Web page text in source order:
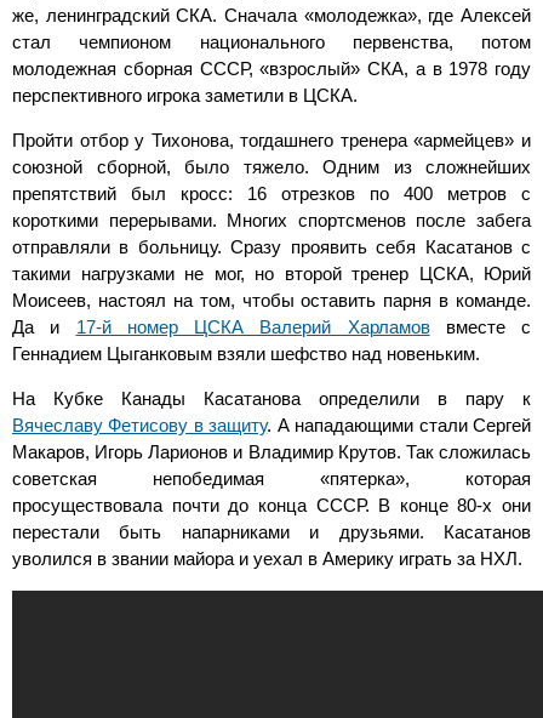
же, ленинградский СКА. Сначала «молодежка», где Алексей
стал чемпионом национального первенства, потом
молодежная сборная СССР, «взрослый» СКА, а в 1978 году
перспективного игрока заметили в ЦСКА.
Пройти отбор у Тихонова, тогдашнего тренера «армейцев» и
союзной сборной, было тяжело. Одним из сложнейших
препятствий был кросс: 16 отрезков по 400 метров с
короткими перерывами. Многих спортсменов после забега
отправляли в больницу. Сразу проявить себя Касатанов с
такими нагрузками не мог, но второй тренер ЦСКА, Юрий
Моисеев, настоял на том, чтобы оставить парня в команде.
Да и 17-й номер ЦСКА Валерий Харламоввместе с
Геннадием Цыганковым взяли шефство над новеньким.
На Кубке Канады Касатанова определили в пару к
Вячеславу Фетисову в защиту. А нападающими стали Сергей
Макаров, Игорь Ларионов и Владимир Крутов. Так сложилась
советская непобедимая «пятерка», которая
просуществовала почти до конца СССР. В конце80-х они
перестали быть напарниками и друзьями. Касатанов
уволился в звании майора и уехал в Америку играть за НХЛ.